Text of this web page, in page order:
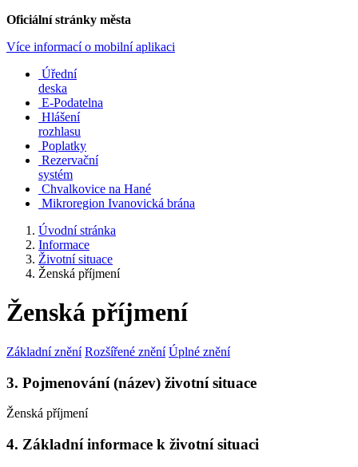
Oficiální stránky města
Více informací o mobilní aplikaci
Úřední
deska
E-Podatelna
Hlášení
rozhlasu
Poplatky
Rezervační
systém
Chvalkovice na Hané
Mikroregion Ivanovická brána
Úvodní stránka
Informace
Životní situace
Ženská příjmení
Ženská příjmení
Základní znění Rozšířené znění Úplné znění
3. Pojmenování (název) životní situace
Ženská příjmení
4. Základní informace k životní situaci